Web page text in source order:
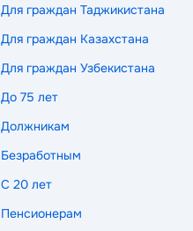
Для граждан Таджикистана
Для граждан Казахстана
Для граждан Узбекистана
До 75 лет
Должникам
Безработным
С 20 лет
Пенсионерам